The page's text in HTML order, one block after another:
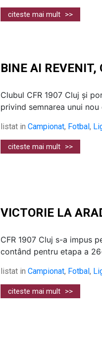
citeste mai mult >>
BINE AI REVENIT,
Clubul CFR 1907 Cluj și
privind semnarea unui
listat in Campionat, Fotbal ,
citeste mai mult >>
VICTORIE LA
CFR 1907 Cluj s-a impus
contând pentru etapa a
listat in Campionat, Fotbal,
citeste mai mult >>